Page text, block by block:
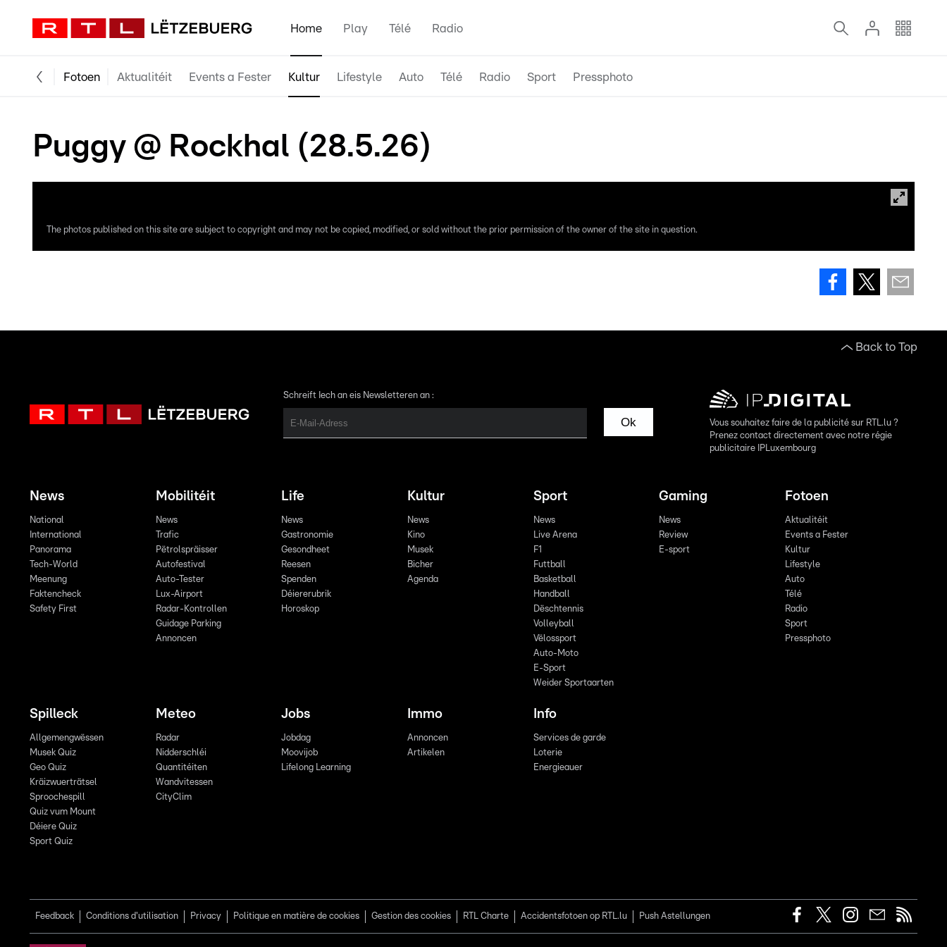
Home Play Télé Radio
Fotoen Aktualitéit Events a Fester Kultur Lifestyle Auto Télé Radio Sport Pressphoto
Puggy @ Rockhal (28.5.26)
The photos published on this site are subject to copyright and may not be copied, modified, or sold without the prior permission of the owner of the site in question.
Back to Top
Schreift Iech an eis Newsletteren an :
Ok
Vous souhaitez faire de la publicité sur RTL.lu ?
Prenez contact directement avec notre régie
publicitaire IPLuxembourg
News
National
International
Panorama
Tech-World
Meenung
Faktencheck
Safety First
Mobilitéit
News
Trafic
Pëtrolspräisser
Autofestival
Auto-Tester
Lux-Airport
Radar-Kontrollen
Guidage Parking
Annoncen
Life
News
Gastronomie
Gesondheet
Reesen
Spenden
Déiererubrik
Horoskop
Kultur
News
Kino
Musek
Bicher
Agenda
Sport
News
Live Arena
F1
Futtball
Basketball
Handball
Dëschtennis
Volleyball
Vëlossport
Auto-Moto
E-Sport
Weider Sportaarten
Gaming
News
Review
E-sport
Fotoen
Aktualitéit
Events a Fester
Kultur
Lifestyle
Auto
Télé
Radio
Sport
Pressphoto
Spilleck
Allgemengwëssen
Musek Quiz
Geo Quiz
Kräizwuerträtsel
Sproochespill
Quiz vum Mount
Déiere Quiz
Sport Quiz
Meteo
Radar
Nidderschléi
Quantitéiten
Wandvitessen
CityClim
Jobs
Jobdag
Moovijob
Lifelong Learning
Immo
Annoncen
Artikelen
Info
Services de garde
Loterie
Energieauer
Feedback Conditions d'utilisation Privacy Politique en matière de cookies Gestion des cookies RTL Charte Accidentsfotoen op RTL.lu Push Astellungen